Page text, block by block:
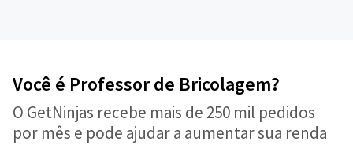
Você é Professor de Bricolagem?
O GetNinjas recebe mais de 250 mil pedidos
por mês e pode ajudar a aumentar sua renda